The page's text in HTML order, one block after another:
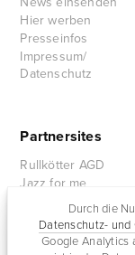
Durch die
Datenschutz-
Google Analytics
Hier werben
Presseinfos
Impressum/
Datenschutz
Partnersites
Rullkötter AGD
Jazz for me